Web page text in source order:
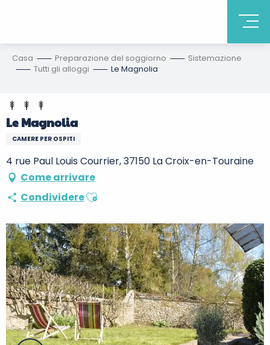
Casa Preparazione del soggiorno
Sistemazione
Tutti gli alloggi
Le Magnolia
Le Magnolia
CAMERE PER OSPITI
4 rue Paul Louis Courrier, 37150 La Croix-en-Touraine
Come arrivare
CondividereAjouter aux favoris